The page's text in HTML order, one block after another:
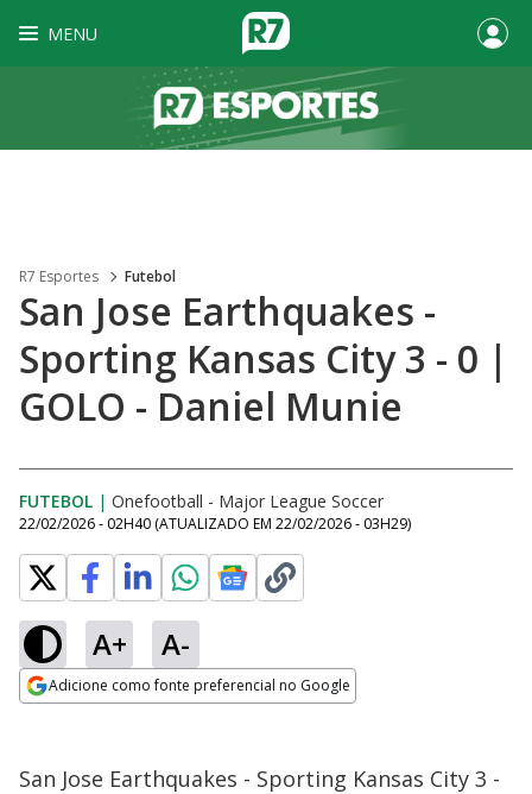
MENU
R7 Esportes Futebol
San Jose Earthquakes -
Sporting Kansas City 3 - 0 |
GOLO - Daniel Munie
FUTEBOL | Onefootball - Major League Soccer
22/02/2026 - 02H40 (ATUALIZADO EM 22/02/2026 - 03H29)
A+ A-
Adicione como fonte preferencial no Google
San Jose Earthquakes - Sporting Kansas City 3 -